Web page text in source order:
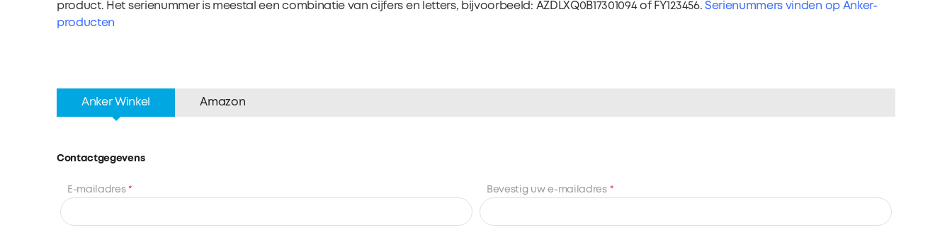
product. Het serienummer is meestal een combinatie van cijfers en letters, bijvoorbeeld: AZDLXQ0B17301094 of FY123456. Serienummers vinden op Anker-
producten
Anker Winkel Amazon
Contactgegevens
E-mailadres * Bevestig uw e-mailadres *